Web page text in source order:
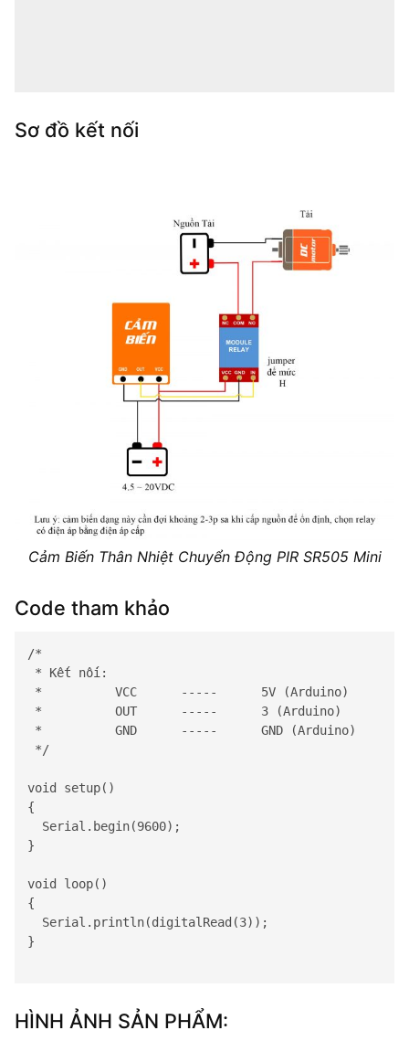
Sơ đồ kết nối
Cảm Biến Thân Nhiệt Chuyển Động PIR SR505 Mini
Code tham khảo
/*
* Kết nối:
*          VCC      -----      5V (Arduino)
*          OUT      -----      3 (Arduino)
*          GND      -----      GND (Arduino)
*/
void setup()
{
Serial .begin(9600);
}
void loop()
{
Serial .println(digitalRead(3));
}
HÌNH ẢNH SẢN PHẨM: